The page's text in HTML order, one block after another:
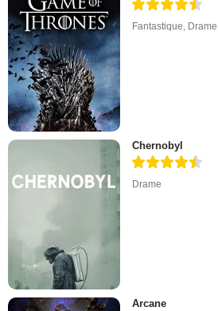
Fantastique Drame
Chernobyl
Drame
Arcane